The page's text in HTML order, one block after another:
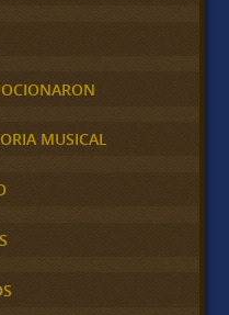
MUSICAL